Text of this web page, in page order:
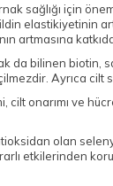
sağlığı için
elastikiyetinin
artmasına
da bilinen biotin,
Ayrıca cilt
cilt onarımı ve
olan
etkilerinden korur